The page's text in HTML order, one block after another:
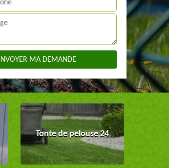
Tonte de pelouse 24